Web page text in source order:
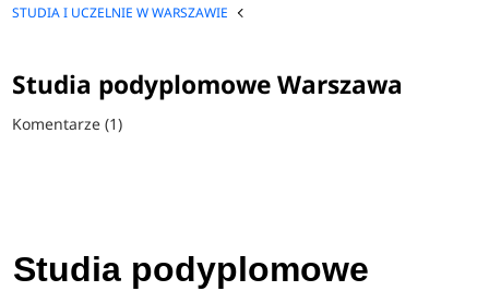
STUDIA I UCZELNIE W WARSZAWIE
Studia podyplomowe Warszawa
Komentarze (1)
Studia podyplomowe